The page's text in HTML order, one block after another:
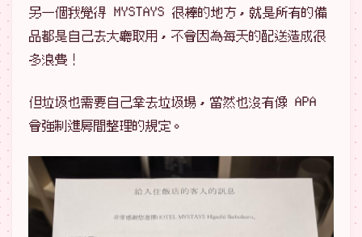
另一個我覺得 MYSTAYS 很棒的地方，就是所有的備
品都是自己去大廳取用，不會因為每天的配送造成很
多浪費！
但垃圾也需要自己拿去垃圾場，當然也沒有像 APA
會強制進房間整理的規定。